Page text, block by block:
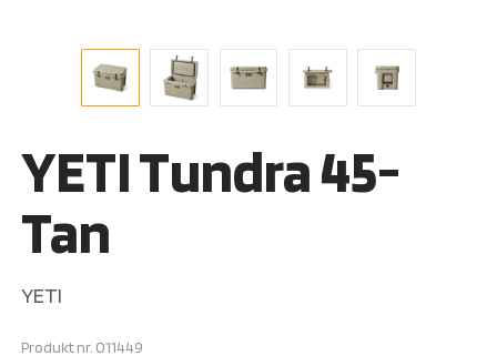
YETI Tundra 45-
Tan
YETI
Produkt nr. 011449